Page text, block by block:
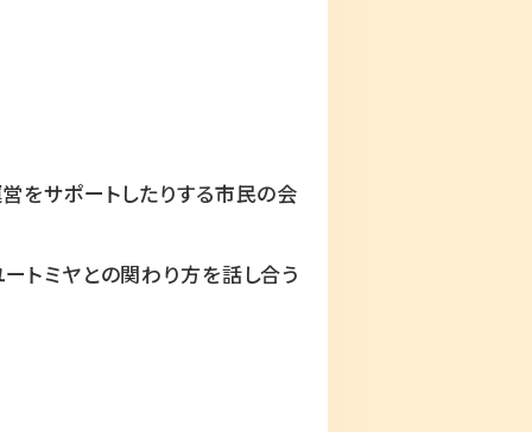
をサポートしたりする市民の会
トミヤとの関わり方を話し合う